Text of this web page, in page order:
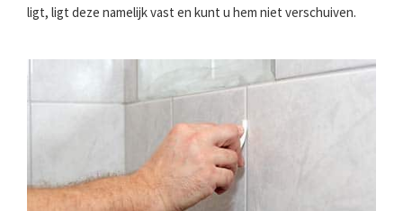
ligt, ligt deze namelijk vast en kunt u hem niet verschuiven.